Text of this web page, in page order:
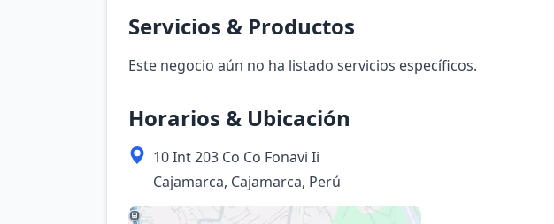
Servicios & Productos
Este negocio aún no ha listado servicios específicos.
Horarios & Ubicación
10 Int 203 Co Co Fonavi Ii
Cajamarca, Cajamarca, Perú